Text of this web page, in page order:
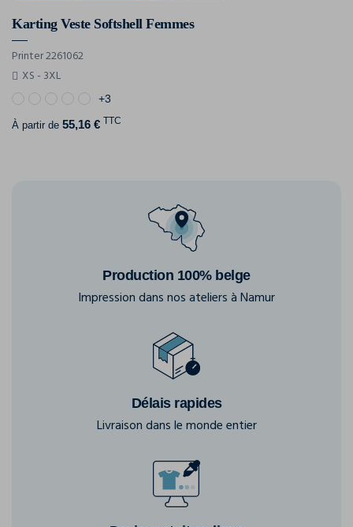
Karting Veste Softshell Femmes
Printer 2261062
XS - 3XL
+3
À partir de 55,16 € TTC
Production 100% belge
Impression dans nos ateliers à Namur
Délais rapides
Livraison dans le monde entier